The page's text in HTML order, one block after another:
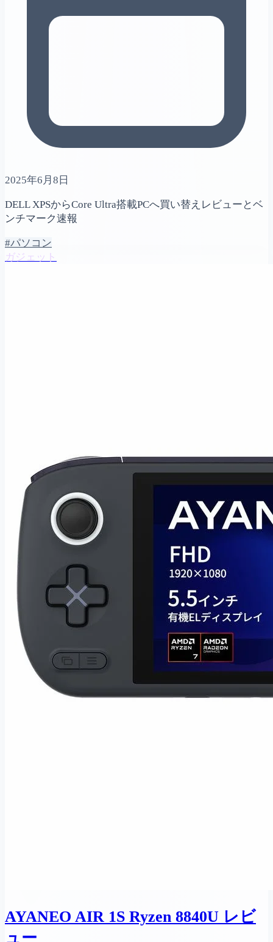
2025年6月8日
DELL XPSからCore Ultra搭載PCへ買い替えレビューとベ
ンチマーク速報
#パソコン
ガジェット
AYANEO AIR 1S Ryzen 8840U レビ
ュー